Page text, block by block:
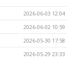
2026-06-03 12:04
2026-06-02 10:59
2026-05-30 17:58
2026-05-29 23:33